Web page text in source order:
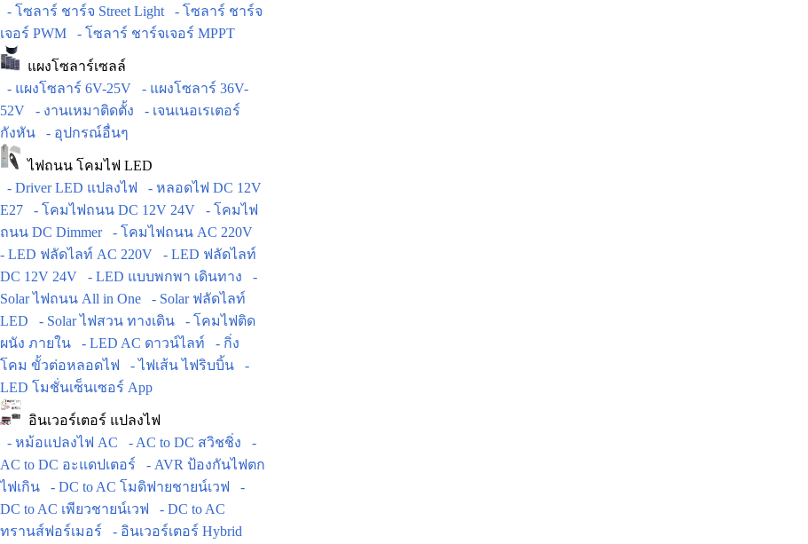
- โซลาร์ ชาร์จ Street Light
- โซลาร์ ชาร์จ
เจอร์ PWM
- โซลาร์ ชาร์จเจอร์ MPPT
แผงโซลาร์เซลล์
- แผงโซลาร์ 6V-25V
- แผงโซลาร์ 36V-
52V
- งานเหมาติดตั้ง
- เจนเนอเรเตอร์
กังหัน
- อุปกรณ์อื่นๆ
ไฟถนน โคมไฟ LED
- Driver LED แปลงไฟ
- หลอดไฟ DC 12V
E27
- โคมไฟถนน DC 12V 24V
- โคมไฟ
ถนน DC Dimmer
- โคมไฟถนน AC 220V
- LED ฟลัดไลท์ AC 220V
- LED ฟลัดไลท์
DC 12V 24V
- LED แบบพกพา เดินทาง
-
Solar ไฟถนน All in One
- Solar ฟลัดไลท์
LED
- Solar ไฟสวน ทางเดิน
- โคมไฟติด
ผนัง ภายใน
- LED AC ดาวน์ไลท์
- กิ่ง
โคม ขั้วต่อหลอดไฟ
- ไฟเส้น ไฟริบบิ้น
-
LED โมชั่นเซ็นเซอร์ App
อินเวอร์เตอร์ แปลงไฟ
- หม้อแปลงไฟ AC
- AC to DC สวิชชิ่ง
-
AC to DC อะแดปเตอร์
- AVR ป้องกันไฟตก
ไฟเกิน
- DC to AC โมดิฟายชายน์เวฟ
-
DC to AC เพียวชายน์เวฟ
- DC to AC
ทรานส์ฟอร์เมอร์
- อินเวอร์เตอร์ Hybrid